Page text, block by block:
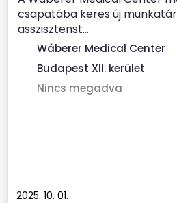
csapatába keres új
asszisztenst...
Wáberer Medical Center
Budapest XII. kerület
Nincs megadva
2025. 10. 01.